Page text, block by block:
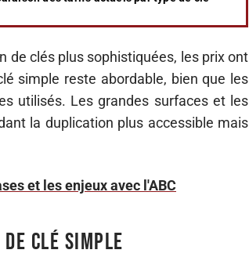
de clés plus sophistiquées, les prix ont
simple reste abordable, bien que les
utilisés. Les grandes surfaces et les
la duplication plus accessible mais
et les enjeux avec l'ABC
clé simple